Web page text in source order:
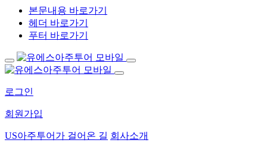
본문내용 바로가기
헤더 바로가기
푸터 바로가기
로그인
회원가입
US아주투어가 걸어온 길 회사소개